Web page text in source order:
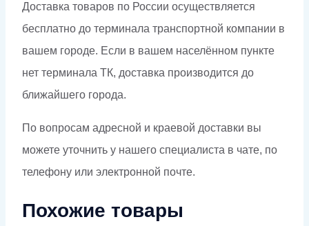
Доставка товаров по России осуществляется
бесплатно до терминала транспортной компании в
вашем городе. Если в вашем населённом пункте
нет терминала ТК, доставка производится до
ближайшего города.
По вопросам адресной и краевой доставки вы
можете уточнить у нашего специалиста в чате, по
телефону или электронной почте.
Похожие товары